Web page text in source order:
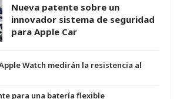
Nueva patente sobre un
innovador sistema de seguridad
para Apple Car
Watch medirán la resistencia al
para una batería flexible